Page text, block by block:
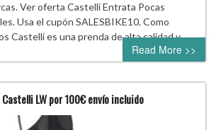
Ver oferta Castelli Entrata Pocas
Usa el cupón SALESBIKE10. Como
Castelli es una prenda de alta calidad y…
Read More >>
LW por 100€ envío incluido